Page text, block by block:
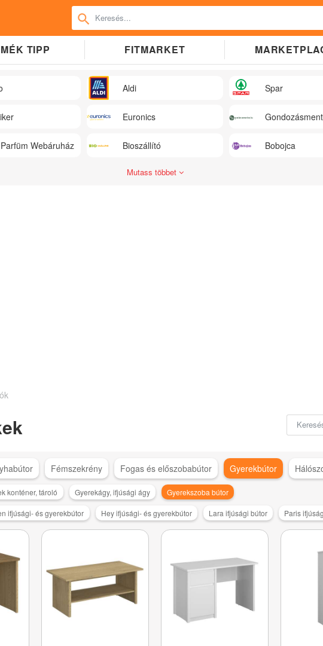
TIPP FITMARKET
Aldi Spar
Euronics
Webáruház Bioszállító Bobojca
Mutass többet
Fémszekrény Fogas és előszobabútor Gyerekbútor
konténer, tároló Gyerekágy, ifjúsági ágy Gyerekszoba bútor
ifjúsági- és gyerekbútor Hey ifjúsági- és gyerekbútor Lara ifjúsági bútor Paris